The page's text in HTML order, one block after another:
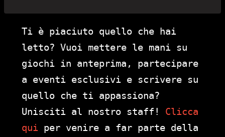
Ti è piaciuto quello che hai
letto? Vuoi mettere le mani su
giochi in anteprima, partecipare
a eventi esclusivi e scrivere su
quello che ti appassiona?
Unisciti al nostro staff! Clicca
qui per venire a far parte della